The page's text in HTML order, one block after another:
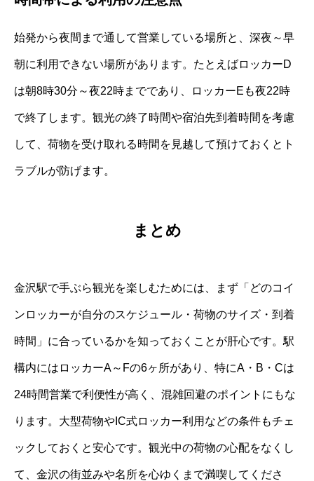
始発から夜間まで通して営業している場所と、深夜～早
朝に利用できない場所があります。たとえばロッカーD
は朝8時30分～夜22時までであり、ロッカーEも夜22時
で終了します。観光の終了時間や宿泊先到着時間を考慮
して、荷物を受け取れる時間を見越して預けておくとト
ラブルが防げます。
まとめ
金沢駅で手ぶら観光を楽しむためには、まず「どのコイ
ンロッカーが自分のスケジュール・荷物のサイズ・到着
時間」に合っているかを知っておくことが肝心です。駅
構内にはロッカーA～Fの6ヶ所があり、特にA・B・Cは
24時間営業で利便性が高く、混雑回避のポイントにもな
ります。大型荷物やIC式ロッカー利用などの条件もチェ
ックしておくと安心です。観光中の荷物の心配をなくし
て、金沢の街並みや名所を心ゆくまで満喫してくださ